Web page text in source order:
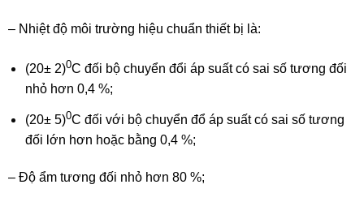
– Nhiệt độ môi trường hiệu chuẩn thiết bị là:
(20± 2)0C đối bộ chuyển đổi áp suất có sai số tương đối
nhỏ hơn 0,4 %;
(20± 5)0C đối với bộ chuyển đổ áp suất có sai số tương
đối lớn hơn hoặc bằng 0,4 %;
– Độ ẩm tương đối nhỏ hơn 80 %;